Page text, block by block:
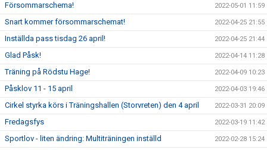
Försommarschema! 2022-05-01 11:59
Snart kommer försommarschemat! 2022-04-25 21:55
Inställda pass tisdag 26 april! 2022-04-25 21:44
Glad Påsk! 2022-04-14 11:28
Träning på Rödstu Hage! 2022-04-09 10:23
Påsklov 11 - 15 april 2022-04-03 19:46
Cirkel styrka körs i Träningshallen (Storvreten) den 4 april 2022-03-31 20:09
Fredagsfys 2022-03-19 11:42
Sportlov - liten ändring: Multiträningen inställd 2022-02-28 15:24